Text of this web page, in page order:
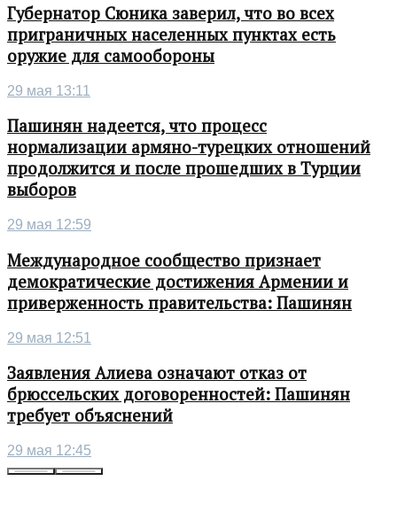
Губернатор Сюника заверил, что во всех
приграничных населенных пунктах есть
оружие для самообороны
29 мая 13:11
Пашинян надеется, что процесс
нормализации армяно-турецких отношений
продолжится и после прошедших в Турции
выборов
29 мая 12:59
Международное сообщество признает
демократические достижения Армении и
приверженность правительства: Пашинян
29 мая 12:51
Заявления Алиева означают отказ от
брюссельских договоренностей: Пашинян
требует объяснений
29 мая 12:45